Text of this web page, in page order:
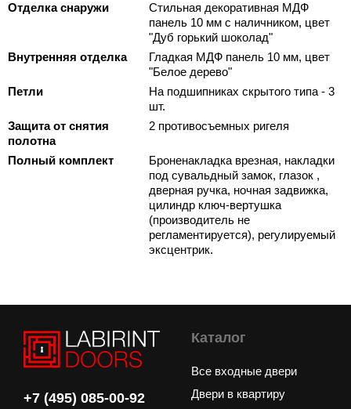
Отделка снаружи
Стильная декоративная МДФ
панель 10 мм с наличником, цвет
"Дуб горький шоколад"
Внутренняя отделка
Гладкая МДФ панель 10 мм, цвет
"Белое дерево"
Петли
На подшипниках скрытого типа - 3
шт.
Защита от снятия
полотна
2 противосъемных ригеля
Полный комплект
Броненакладка врезная, накладки
под сувальдный замок, глазок ,
дверная ручка, ночная задвижка,
цилиндр ключ-вертушка
(производитель не
регламентируется), регулируемый
эксцентрик.
+7 (495) 085-00-92
Каталог
Все входные двери
Двери в квартиру